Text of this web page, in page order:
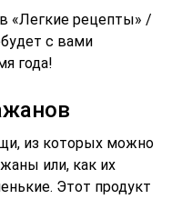
«Легкие рецепты» /
с вами
года!
из которых можно
или, как их
Этот продукт